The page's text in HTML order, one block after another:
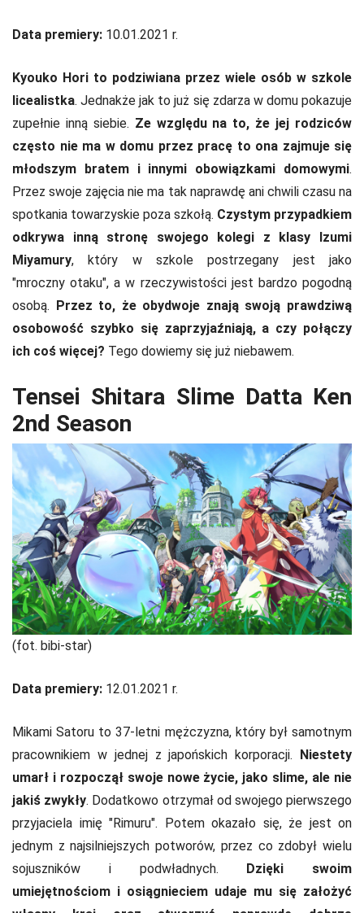
Data premiery: 10.01.2021 r.
Kyouko Hori to podziwiana przez wiele osób w szkole
licealistka. Jednakże jak to już się zdarza w domu pokazuje
zupełnie inną siebie. Ze względu na to, że jej rodziców
często nie ma w domu przez pracę to ona zajmuje się
młodszym bratem i innymi obowiązkami domowymi.
Przez swoje zajęcia nie ma tak naprawdę ani chwili czasu na
spotkania towarzyskie poza szkołą. Czystym przypadkiem
odkrywa inną stronę swojego kolegi z klasy Izumi
Miyamury, który w szkole postrzegany jest jako
"mroczny otaku", a w rzeczywistości jest bardzo pogodną
osobą. Przez to, że obydwoje znają swoją prawdziwą
osobowość szybko się zaprzyjaźniają, a czy połączy
ich coś więcej? Tego dowiemy się już niebawem.
Tensei Shitara Slime Datta Ken
2nd Season
(fot. bibi-star)
Data premiery: 12.01.2021 r.
Mikami Satoru to 37-letni mężczyzna, który był samotnym
pracownikiem w jednej z japońskich korporacji. Niestety
umarł i rozpoczął swoje nowe życie, jako slime, ale nie
jakiś zwykły. Dodatkowo otrzymał od swojego pierwszego
przyjaciela imię "Rimuru". Potem okazało się, że jest on
jednym z najsilniejszych potworów, przez co zdobył wielu
sojuszników i podwładnych. Dzięki swoim
umiejętnościom i osiągnieciem udaje mu się założyć